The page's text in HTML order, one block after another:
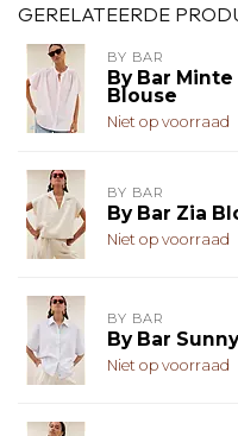
GERELATEERDE
BY BAR
By Bar
Blouse
Niet op voorraad
BY BAR
By Bar Zia
Niet op voorraad
BY BAR
By Bar
Niet op voorraad